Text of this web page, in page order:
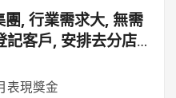
, 行業需求大, 無需
客戶, 安排去分店
多, 平均月薪可達
表現獎金